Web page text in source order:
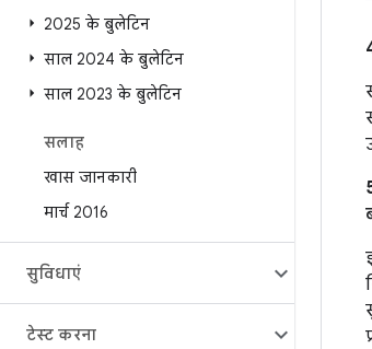
2025 के बुलेटिन
साल 2024 के बुलेटिन
साल 2023 के बुलेटिन
सलाह
खास जानकारी
मार्च 2016
सुविधाएं
टेस्ट करना